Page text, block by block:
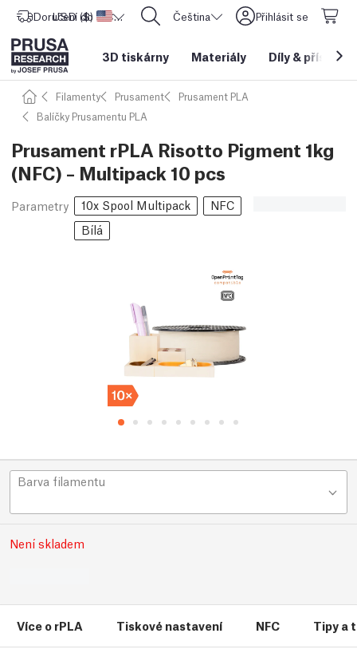
Doručení do Spojené státy americké
USD ($) CORE One L: Nyní skladem! Čeština Přihlásit se
3D tiskárny Materiály Díly &
Filamenty Prusament
Prusament PLA
Balíčky Prusamentu PLA
Prusament rPLA Risotto Pigment 1kg
(NFC) – Multipack 10 pcs
Parametry 10x Spool Multipack
NFC
Bílá
Barva filamentu
Není skladem
Více o rPLA Tiskové nastavení NFC Tipy a